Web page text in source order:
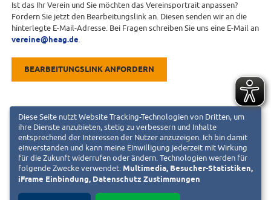
Ist das Ihr Verein und Sie möchten das Vereinsportrait anpassen?
Fordern Sie jetzt den Bearbeitungslink an. Diesen senden wir an die
hinterlegte E-Mail-Adresse. Bei Fragen schreiben Sie uns eine E-Mail an
vereine@heag.de.
BEARBEITUNGSLINK ANFORDERN
Diese Seite nutzt Website Tracking-Technologien von Dritten, um
ihre Dienste anzubieten, stetig zu verbessern und Inhalte
entsprechend der Interessen der Nutzer anzuzeigen. Ich bin damit
einverstanden und kann meine Einwilligung jederzeit mit Wirkung
für die Zukunft widerrufen oder ändern. Technologien werden für
folgende Zwecke verwendet: Multimedia, Besucher-Statistiken,
iFrame Einbindung, Datenschutz Zustimmungen